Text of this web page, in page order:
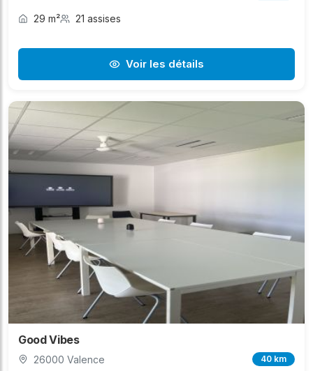
29 m² 21 assises
Voir les détails
Good Vibes
26000 Valence 40 km